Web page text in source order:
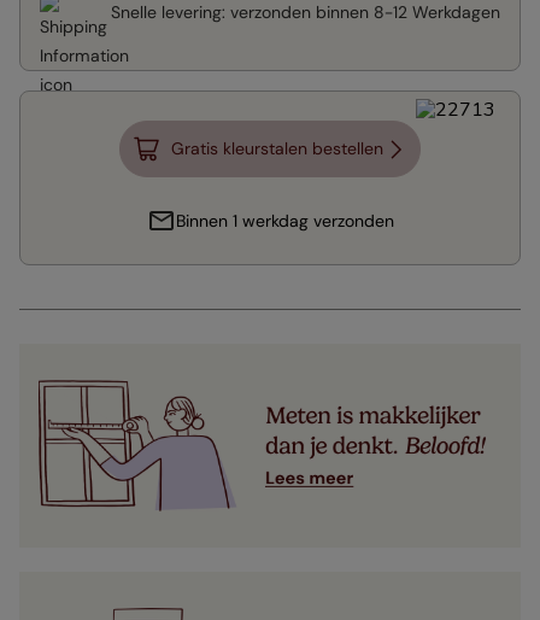
Snelle levering: verzonden binnen 8-12 Werkdagen
Gratis kleurstalen bestellen
Binnen 1 werkdag verzonden